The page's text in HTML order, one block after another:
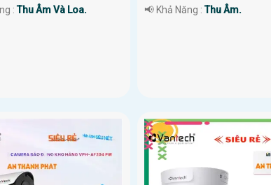
:Thu Âm Và Loa.
️📢 Khả Năng :Thu Âm.